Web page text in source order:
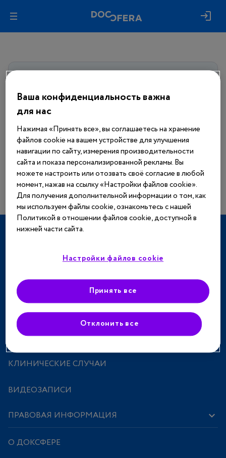
ко всем материалам сайта
Еще нет аккаунта?
Зарегистрироваться
ТЕРАПЕВТИЧЕСКИЕ НАПРАВЛЕНИЯ
СПЕЦПРОЕКТЫ
МЕРОПРИЯТИЯ
ПРЕПАРАТЫ
ИССЛЕДОВАНИЯ И СТАТЬИ
КЛИНИЧЕСКИЕ СЛУЧАИ
ВИДЕОЗАПИСИ
ПРАВОВАЯ ИНФОРМАЦИЯ
О ДОКСФЕРЕ
Ваша конфиденциальность важна
для нас
Нажимая «Принять все», вы соглашаетесь на хранение
файлов cookie на вашем устройстве для улучшения
навигации по сайту, измерения производительности
сайта и показа персонализированной рекламы. Вы
можете настроить или отозвать своё согласие в любой
момент, нажав на ссылку «Настройки файлов cookie».
Для получения дополнительной информации о том, как
мы используем файлы cookie, ознакомьтесь с нашей
Политикой в отношении файлов cookie, доступной в
нижней части сайта.
Настройки файлов cookie
Отклонить все
Принять все